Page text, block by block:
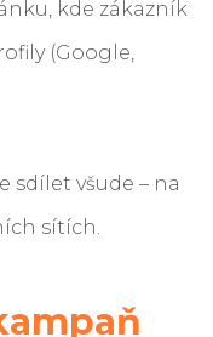
kde zákazník
(Google,
sdílet všude – na
sítích.